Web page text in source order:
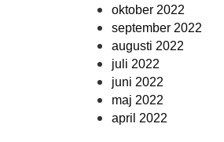
oktober 2022
september 2022
augusti 2022
juli 2022
juni 2022
maj 2022
april 2022